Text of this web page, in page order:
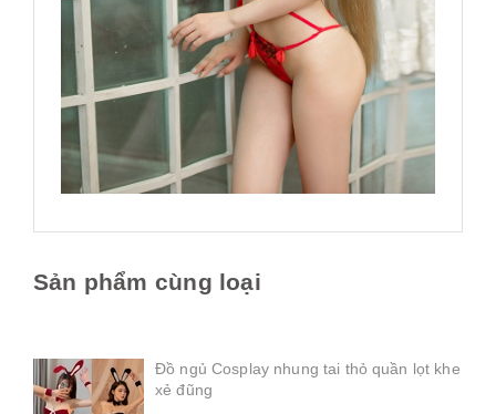
Sản phẩm cùng loại
Đồ ngủ Cosplay nhung tai thỏ quần lọt khe
xẻ đũng